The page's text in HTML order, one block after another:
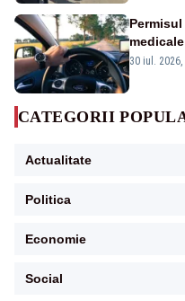
propune
30 iul. 2026,
CATEGORII
Actualitate
Politica
Economie
Social